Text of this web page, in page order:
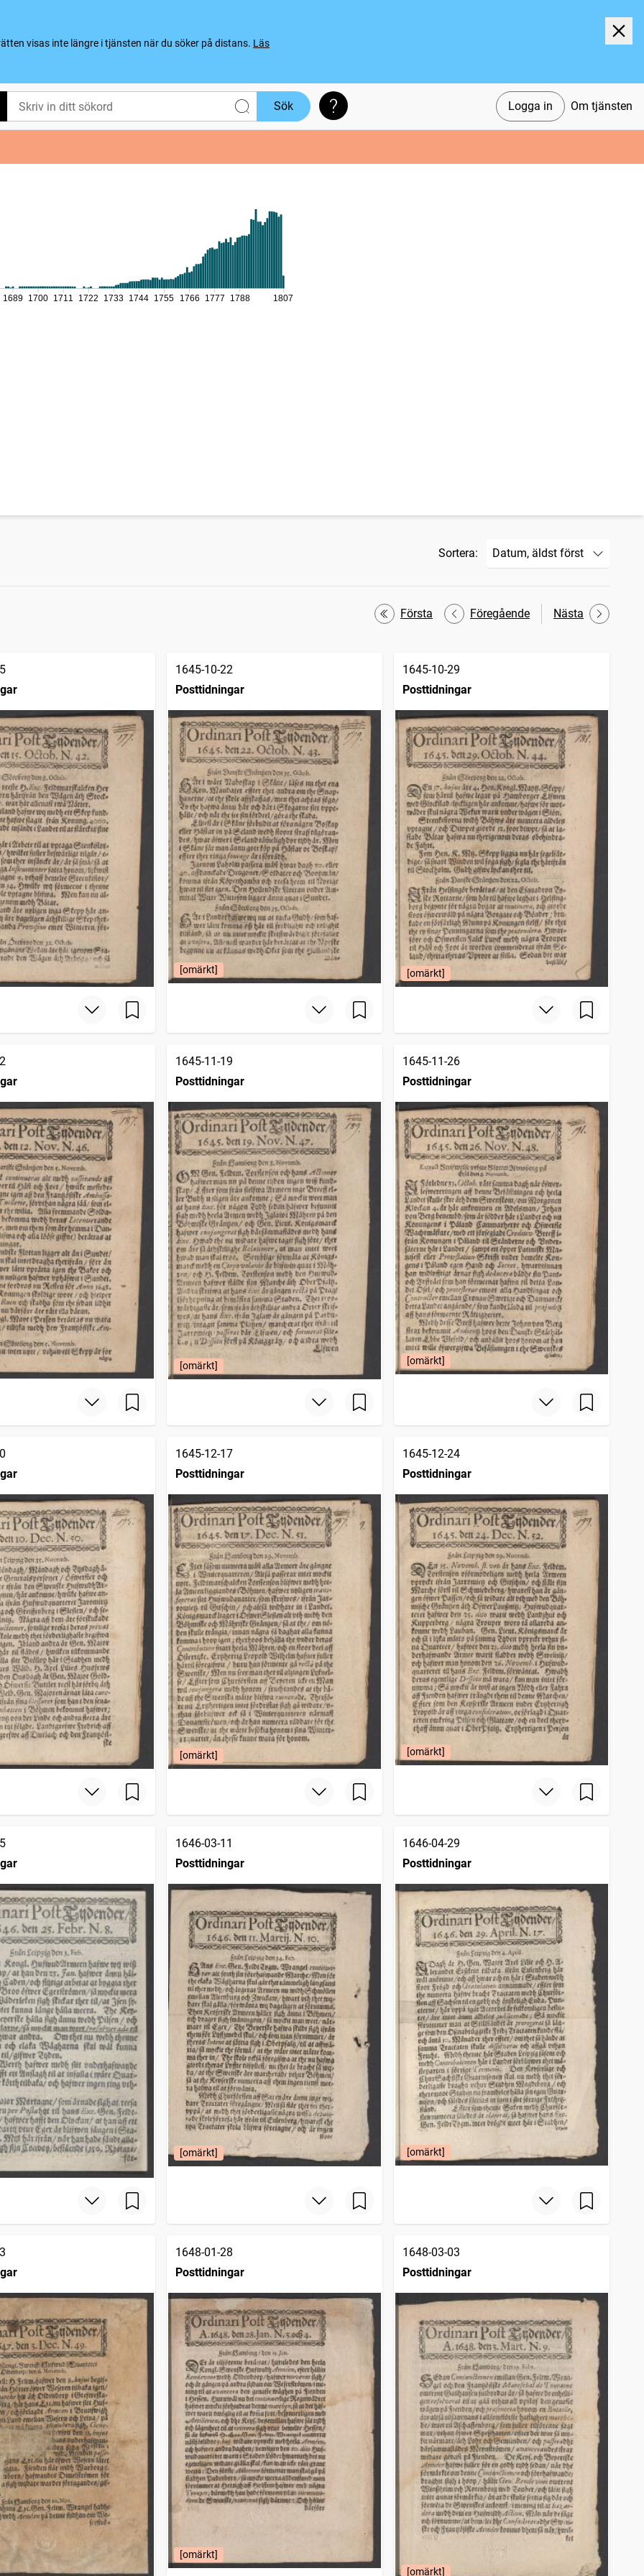
visas inte längre i tjänsten när du söker på distans. Läs
Logga in Om tjänsten
Sök Söktips
1689 1700 1711 1722 1733 1744 1755 1766 1777 1788 1807
Sortera:
Första Föregående Nästa
1645-10-22
Posttidningar
[omärkt]
1645-10-29
Posttidningar
[omärkt]
1645-11-19
Posttidningar
[omärkt]
1645-11-26
Posttidningar
[omärkt]
1645-12-17
Posttidningar
[omärkt]
1645-12-24
Posttidningar
[omärkt]
1646-03-11
Posttidningar
[omärkt]
1646-04-29
Posttidningar
[omärkt]
1648-01-28
Posttidningar
[omärkt]
1648-03-03
Posttidningar
[omärkt]